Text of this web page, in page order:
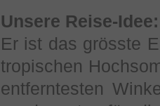
Unsere Reise-Idee:
Er ist das grösste
tropischen
entferntesten